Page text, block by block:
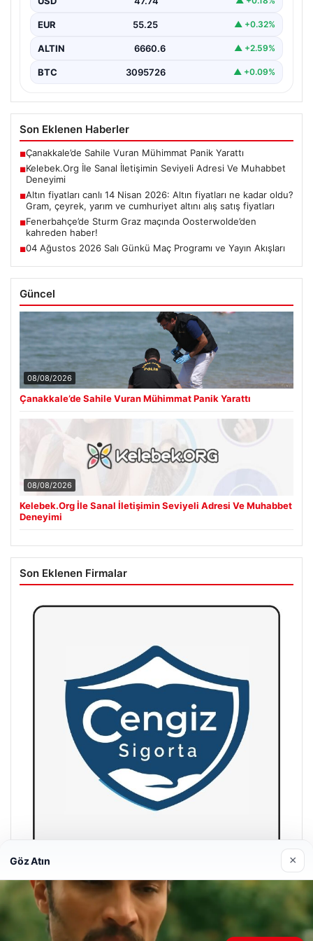
olarak…
EUR 55.25 ▲ +0.32%
ALTIN 6660.6 ▲ +2.59%
BTC 3095726 ▲ +0.09%
Son Eklenen Haberler
■Çanakkale’de Sahile Vuran Mühimmat Panik Yarattı
■Kelebek.Org İle Sanal İletişimin Seviyeli Adresi Ve Muhabbet
Deneyimi
■Altın fiyatları canlı 14 Nisan 2026: Altın fiyatları ne kadar oldu?
Gram, çeyrek, yarım ve cumhuriyet altını alış satış fiyatları
■Fenerbahçe’de Sturm Graz maçında Oosterwolde’den
kahreden haber!
■04 Ağustos 2026 Salı Günkü Maç Programı ve Yayın Akışları
Güncel
08/08/2026
Çanakkale’de Sahile Vuran Mühimmat Panik Yarattı
08/08/2026
Kelebek.Org İle Sanal İletişimin Seviyeli Adresi Ve Muhabbet
Deneyimi
Son Eklenen Firmalar
Hastaş Beton
26/05/2026
Göz Atın ×